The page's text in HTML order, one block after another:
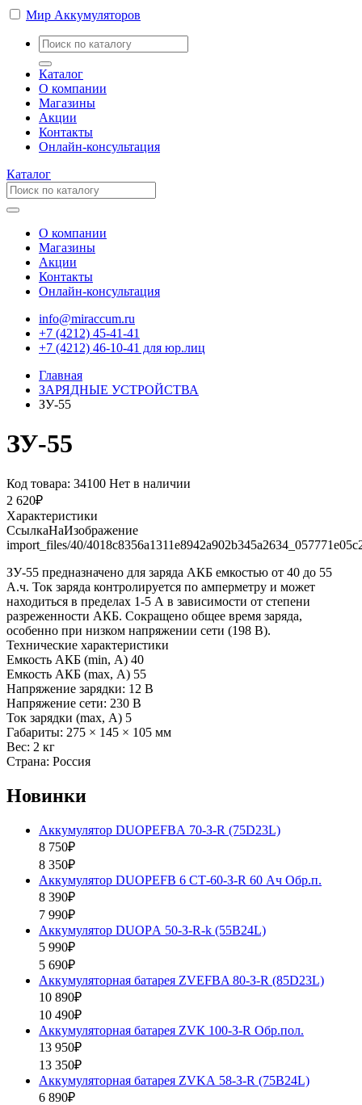
Мир Аккумуляторов
Каталог
О компании
Магазины
Акции
Контакты
Онлайн-консультация
Каталог
О компании
Магазины
Акции
Контакты
Онлайн-консультация
info@miraccum.ru
+7 (4212) 45-41-41
+7 (4212) 46-10-41 для юр.лиц
Главная
ЗАРЯДНЫЕ УСТРОЙСТВА
ЗУ-55
ЗУ-55
Код товара: 34100 Нет в наличии
2 620₽
Характеристики
СсылкаНаИзображение
import_files/40/
ЗУ-55 предназначено для заряда АКБ емкостью от 40 до 55
А.ч. Ток заряда контролируется по амперметру и может
находиться в пределах 1-5 А в зависимости от степени
разреженности АКБ. Сокращено общее время заряда,
особенно при низком напряжении сети (198 В).
Технические характеристики
Емкость АКБ (min, А) 40
Емкость АКБ (max, А) 55
Напряжение зарядки: 12 В
Напряжение сети: 230 В
Ток зарядки (max, А) 5
Габариты: 275 × 145 × 105 мм
Вес: 2 кг
Страна: Россия
Новинки
Аккумулятор DUOPEFBА 70-З-R (75D23L)
8 750₽
8 350₽
Аккумулятор DUOPEFB 6 СТ-60-З-R 60 Ач Обр.п.
8 390₽
7 990₽
Аккумулятор DUOPА 50-З-R-k (55B24L)
5 990₽
5 690₽
Аккумуляторная батарея ZVEFBA 80-З-R (85D23L)
10 890₽
10 490₽
Аккумуляторная батарея ZVК 100-З-R Обр.пол.
13 950₽
13 350₽
Аккумуляторная батарея ZVKА 58-З-R (75B24L)
6 890₽